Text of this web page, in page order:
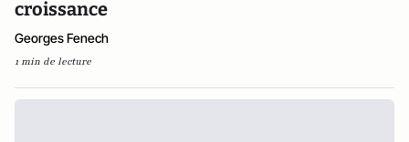
croissance
Georges Fenech
1 min de lecture